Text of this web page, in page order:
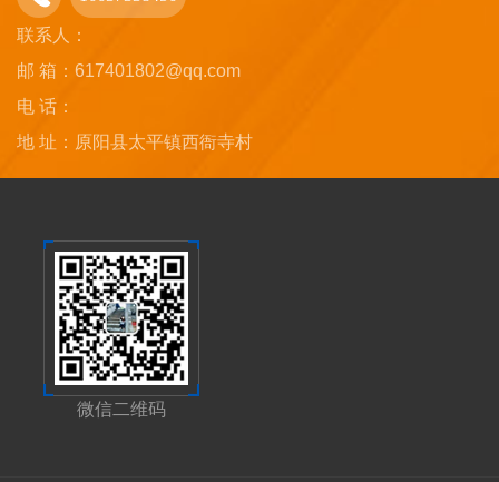
联系人：
邮 箱：617401802@qq.com
电 话：
地 址：原阳县太平镇西衙寺村
微信二维码